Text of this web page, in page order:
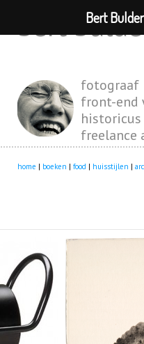
bert
fotograaf
front-end
historicus
freelance
home | boeken | food | huisstijlen |
Bert